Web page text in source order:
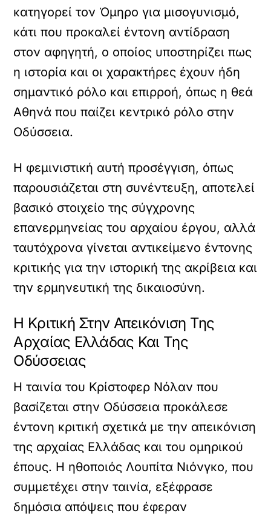
κατηγορεί τον Όμηρο για μισογυνισμό,
κάτι που προκαλεί έντονη αντίδραση
στον αφηγητή, ο οποίος υποστηρίζει πως
η ιστορία και οι χαρακτήρες έχουν ήδη
σημαντικό ρόλο και επιρροή, όπως η θεά
Αθηνά που παίζει κεντρικό ρόλο στην
Οδύσσεια.
Η φεμινιστική αυτή προσέγγιση, όπως
παρουσιάζεται στη συνέντευξη, αποτελεί
βασικό στοιχείο της σύγχρονης
επανερμηνείας του αρχαίου έργου, αλλά
ταυτόχρονα γίνεται αντικείμενο έντονης
κριτικής για την ιστορική της ακρίβεια και
την ερμηνευτική της δικαιοσύνη.
Η Κριτική Στην Απεικόνιση Της
Αρχαίας Ελλάδας Και Της
Οδύσσειας
Η ταινία του Κρίστοφερ Νόλαν που
βασίζεται στην Οδύσσεια προκάλεσε
έντονη κριτική σχετικά με την απεικόνιση
της αρχαίας Ελλάδας και του ομηρικού
έπους. Η ηθοποιός Λουπίτα Νιόνγκο, που
συμμετέχει στην ταινία, εξέφρασε
δημόσια απόψεις που έφεραν